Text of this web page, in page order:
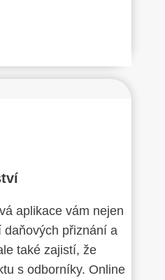
aplikace vám nejen
daňových přiznání a
také zajistí, že
s odborníky. Online